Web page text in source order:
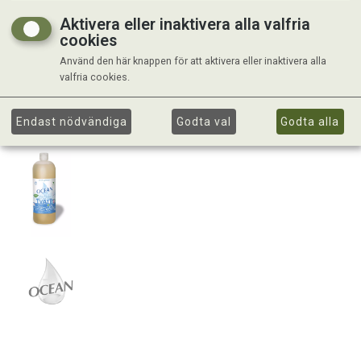
Aktivera eller inaktivera alla valfria
cookies
Använd den här knappen för att aktivera eller inaktivera alla
valfria cookies.
Endast nödvändiga Godta val Godta alla